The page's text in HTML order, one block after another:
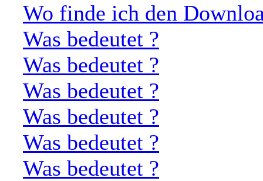
Wo finde ich den
Was bedeutet ?
Was bedeutet ?
Was bedeutet ?
Was bedeutet ?
Was bedeutet ?
Was bedeutet ?